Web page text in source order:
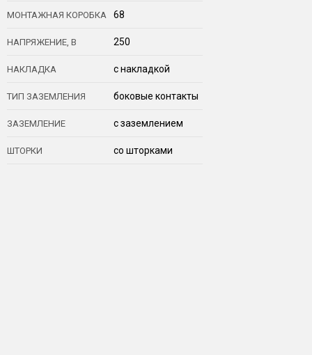
МОНТАЖНАЯ КОРОБКА 68
НАПРЯЖЕНИЕ, В 250
НАКЛАДКА с накладкой
ТИП ЗАЗЕМЛЕНИЯ боковые контакты
ЗАЗЕМЛЕНИЕ с заземлением
ШТОРКИ со шторками